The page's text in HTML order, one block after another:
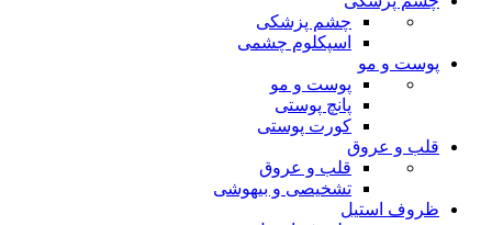
چشم پزشکی
اسپکلوم چشمی
پوست و مو
پوست و مو
پانچ پوستی
کورت پوستی
قلب و عروق
قلب و عروق
تشخیصی و بیهوشی
ظروف استیل